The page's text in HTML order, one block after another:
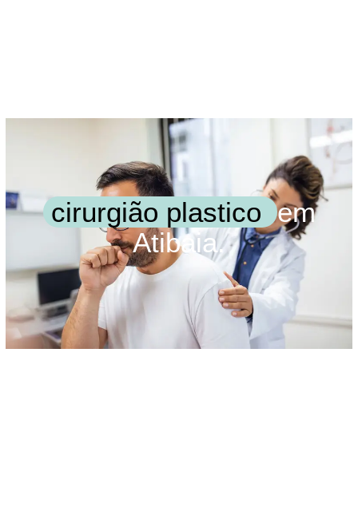
cirurgião plastico em
Atibaia.